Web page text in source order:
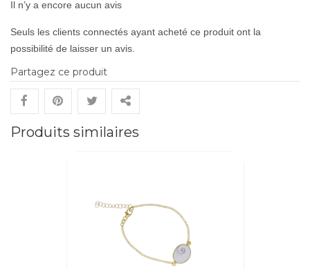
Il n’y a encore aucun avis
Seuls les clients connectés ayant acheté ce produit ont la
possibilité de laisser un avis.
Partagez ce produit
Produits similaires